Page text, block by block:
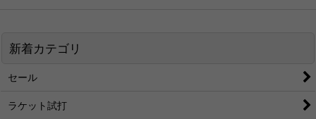
新着カテゴリ
セール
ラケット試打